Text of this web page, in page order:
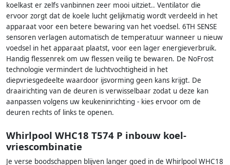
koelkast er zelfs vanbinnen zeer mooi uitziet.. Ventilator die
ervoor zorgt dat de koele lucht gelijkmatig wordt verdeeld in het
apparaat voor een betere bewaring van het voedsel. 6TH SENSE
sensoren verlagen automatisch de temperatuur wanneer u nieuw
voedsel in het apparaat plaatst, voor een lager energieverbruik.
Handig flessenrek om uw flessen veilig te bewaren. De NoFrost
technologie vermindert de luchtvochtigheid in het
diepvriesgedeelte waardoor ijsvorming geen kans krijgt. De
draairichting van de deuren is verwisselbaar zodat u deze kan
aanpassen volgens uw keukeninrichting - kies ervoor om de
deuren rechts of links te openen.
Whirlpool WHC18 T574 P inbouw koel-
vriescombinatie
Je verse boodschappen blijven langer goed in de Whirlpool WHC18